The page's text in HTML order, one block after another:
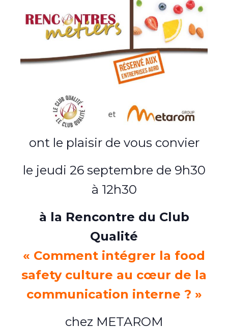
ont le plaisir de vous convier
le jeudi 26 septembre de 9h30
à 12h30
à la Rencontre du Club
Qualité
« Comment intégrer la food
safety culture au cœur de la
communication interne ? »
chez METAROM